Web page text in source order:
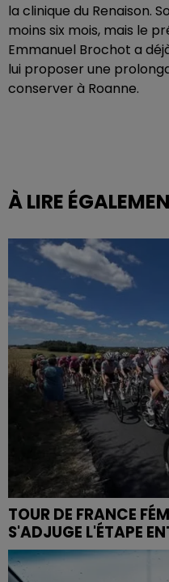
la clinique du Renaison.
moins six mois, mais le
Emmanuel Brochot a
lui proposer une
conserver à Roanne.
À LIRE
TOUR DE FRANCE
S'ADJUGE L'ÉTAPE